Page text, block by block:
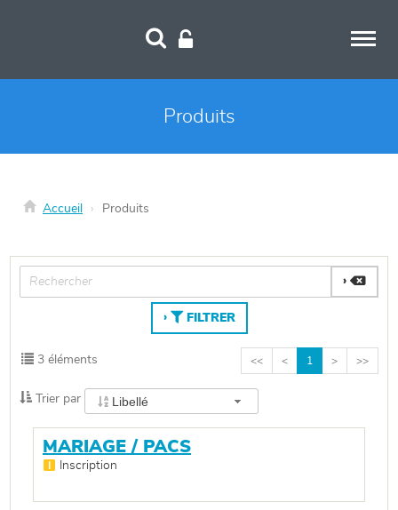
Produits
Accueil Produits
FILTRER
3 éléments << < 1 > >>
TrierTrier par Libellé
MARIAGE / PACS
Inscription